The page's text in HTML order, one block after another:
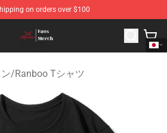
on orders over $100
Ranboo Merchandise Store
/Ranboo Tシャツ